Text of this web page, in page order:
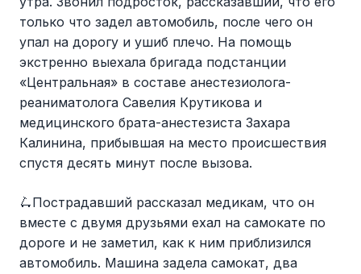
только что задел автомобиль, после чего он
упал на дорогу и ушиб плечо. На помощь
экстренно выехала бригада подстанции
«Центральная» в составе анестезиолога-
реаниматолога Савелия Крутикова и
медицинского брата-анестезиста Захара
Калинина, прибывшая на место происшествия
спустя десять минут после вызова.
🛴Пострадавший рассказал медикам, что он
вместе с двумя друзьями ехал на самокате по
дороге и не заметил, как к ним приблизился
автомобиль. Машина задела самокат, два